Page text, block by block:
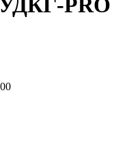
УДКГ-PRO